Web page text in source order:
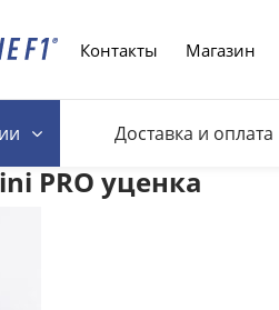
Контакты Магазин
Доставка и оплата
PRO уценка